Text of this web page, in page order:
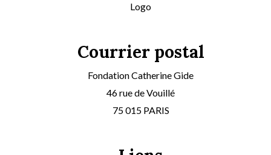
Logo
Courrier postal
Fondation Catherine Gide
46 rue de Vouillé
75 015 PARIS